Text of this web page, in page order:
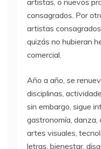
consagrados. Por
artistas
quizás no hubieran
comercial.
Año a año, se
disciplinas,
sin embargo, sigue
gastronomía, danza,
artes visuales,
letras, bienestar,